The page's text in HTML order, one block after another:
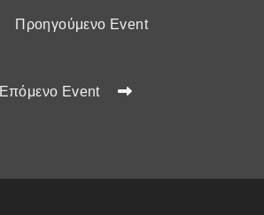
Προηγούμενο Event
Επόμενο Event